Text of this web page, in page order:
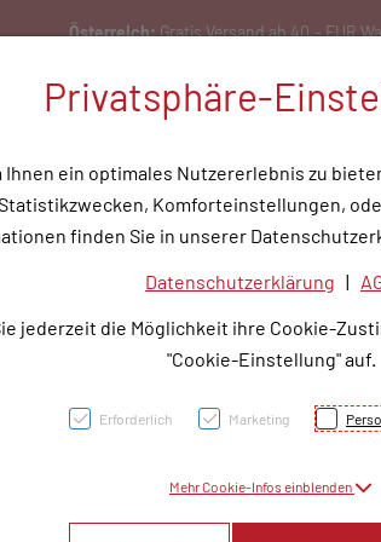
Österreich:Gratis Versand ab 40,- EUR
Medizinische Hilfsmittel Tipps &
Privatsphäre-
ein optimales Nutzererlebnis zu
Komforteinstellungen,
finden Sie in unserer
Datenschutzerklärung |
jederzeit die Möglichkeit ihre Cookie-
"Cookie-Einstellung" auf.
Erforderlich Marketing
Mehr Cookie-Infos einblenden